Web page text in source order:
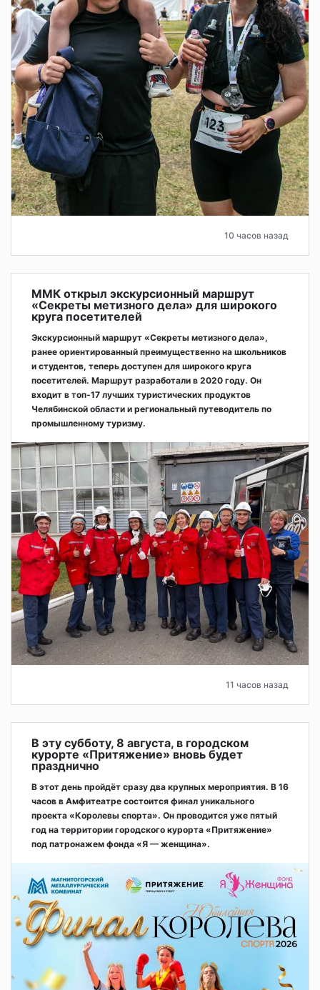
10 часов назад
ММК открыл экскурсионный маршрут
«Секреты метизного дела» для широкого
круга посетителей
Экскурсионный маршрут «Секреты метизного дела»,
ранее ориентированный преимущественно на школьников
и студентов, теперь доступен для широкого круга
посетителей. Маршрут разработали в 2020 году. Он
входит в топ-17 лучших туристических продуктов
Челябинской области и региональный путеводитель по
промышленному туризму.
11 часов назад
В эту субботу, 8 августа, в городском
курорте «Притяжение» вновь будет
празднично
В этот день пройдёт сразу два крупных мероприятия. В 16
часов в Амфитеатре состоится финал уникального
проекта «Королевы спорта». Он проводится уже пятый
год на территории городского курорта «Притяжение»
под патронажем фонда «Я — женщина».